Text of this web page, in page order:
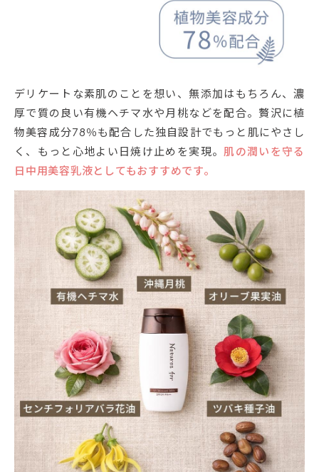
デリケートな素肌のことを想い、無添加はもちろん、濃
厚で質の良い有機ヘチマ水や月桃などを配合。贅沢に植
物美容成分78％も配合した独自設計でもっと肌にやさし
く、もっと心地よい日焼け止めを実現。 肌の潤いを守る
日中用美容乳液としてもおすすめです。